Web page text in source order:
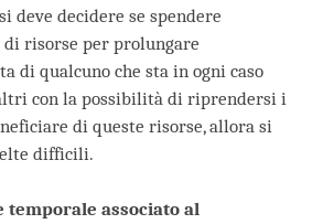
deve decidere se spendere
risorse per prolungare
di qualcuno che sta in ogni caso
con la possibilità di riprendersi i
di queste risorse, allora si
difficili.
temporale associato al